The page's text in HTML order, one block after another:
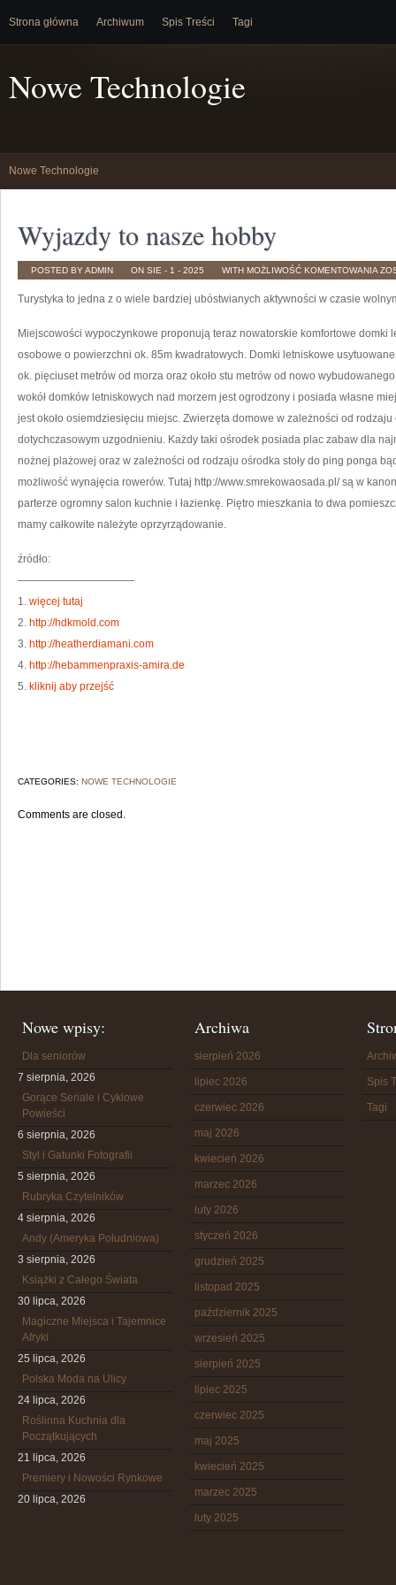
Strona główna Archiwum Spis Treści Tagi
Nowe Technologie
Nowe Technologie
Wyjazdy to nasze hobby
POSTED BY ADMIN ON SIE - 1 - 2025 WITH MOŻLIWOŚĆ KOMENTOWANIA
TO
Turystyka to jedna z o wiele bardziej ubóstwianych aktywności w czasie
Miejscowości wypoczynkowe proponują teraz nowatorskie komfortowe domki
osobowe o powierzchni ok. 85m kwadratowych. Domki letniskowe
ok. pięciuset metrów od morza oraz około stu metrów od nowo
wokół domków letniskowych nad morzem jest ogrodzony i posiada własne
jest około osiemdziesięciu miejsc. Zwierzęta domowe w zależności od
dotychczasowym uzgodnieniu. Każdy taki ośrodek posiada plac zabaw dla
nożnej plażowej oraz w zależności od rodzaju ośrodka stoły do ping ponga
możliwość wynajęcia rowerów. Tutaj http://www.smrekowaosada.pl/ są w
parterze ogromny salon kuchnie i łazienkę. Piętro mieszkania to dwa
mamy całkowite należyte oprzyrządowanie.
źródło:
———————————
1. więcej tutaj
2. http://hdkmold.com
3. http://heatherdiamani.com
4. http://hebammenpraxis-amira.de
5. kliknij aby przejść
CATEGORIES: NOWE TECHNOLOGIE
Comments are closed.
Nowe wpisy:
Dla seniorów
7 sierpnia, 2026
Gorące Seriale i Cyklowe
Powieści
6 sierpnia, 2026
Styl i Gatunki Fotografii
5 sierpnia, 2026
Rubryka Czytelników
4 sierpnia, 2026
Andy (Ameryka Południowa)
3 sierpnia, 2026
Książki z Całego Świata
30 lipca, 2026
Magiczne Miejsca i Tajemnice
Afryki
25 lipca, 2026
Polska Moda na Ulicy
24 lipca, 2026
Roślinna Kuchnia dla
Początkujących
21 lipca, 2026
Premiery i Nowości Rynkowe
20 lipca, 2026
Archiwa
sierpień 2026
lipiec 2026
czerwiec 2026
maj 2026
kwiecień 2026
marzec 2026
luty 2026
styczeń 2026
grudzień 2025
listopad 2025
październik 2025
wrzesień 2025
sierpień 2025
lipiec 2025
czerwiec 2025
maj 2025
kwiecień 2025
marzec 2025
luty 2025
Spis
Tagi